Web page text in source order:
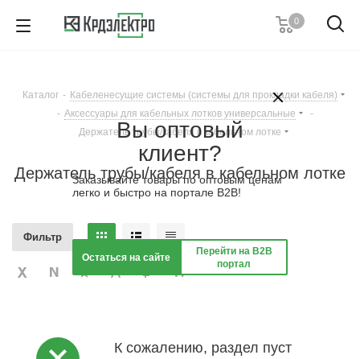
0
Заказать звонок
Каталог - Кабеленесущие системы (системы для прокладки кабеля)
- Аксессуары для кабельных лотков универсальные
-
Держатель трубы/кабеля в кабельном лотке
Держатель трубы/кабеля в кабельном лотке
Фильтр
К сожалению, раздел пуст
Вы оптовый
клиент?
Заказывайте товары по оптовым ценам
легко и быстро на портале B2B!
Остаться на сайте
Перейти на B2B
портал